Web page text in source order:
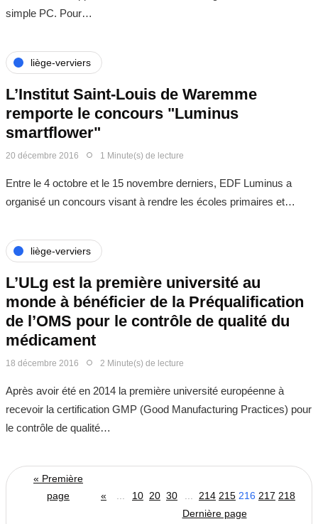
simple PC. Pour…
liège-verviers
L’Institut Saint-Louis de Waremme
remporte le concours "Luminus
smartflower"
20 décembre 2016 1 Minute(s) de lecture
Entre le 4 octobre et le 15 novembre derniers, EDF Luminus a
organisé un concours visant à rendre les écoles primaires et…
liège-verviers
L’ULg est la première université au
monde à bénéficier de la Préqualification
de l’OMS pour le contrôle de qualité du
médicament
18 décembre 2016 2 Minute(s) de lecture
Après avoir été en 2014 la première université européenne à
recevoir la certification GMP (Good Manufacturing Practices) pour
le contrôle de qualité…
« Première
page
« 10 20 30 214 215 216 217 218
Dernière page